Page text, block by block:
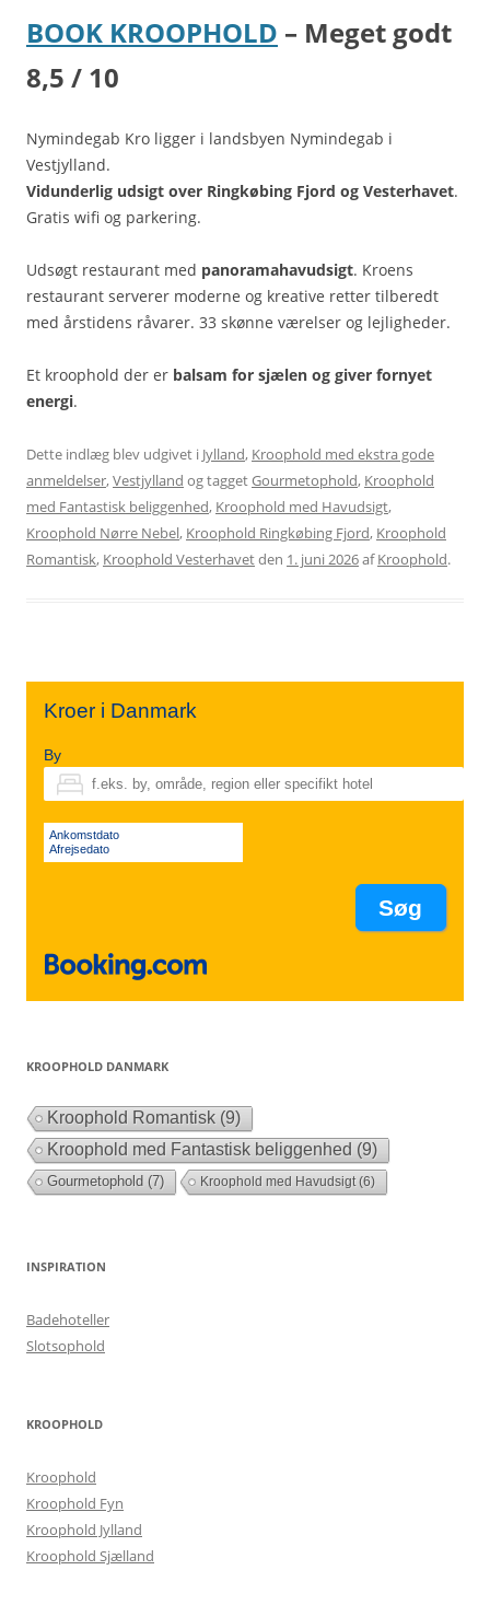
BOOK KROOPHOLD – Meget godt
8,5 / 10
Nymindegab Kro ligger i landsbyen Nymindegab i
Vestjylland.
Vidunderlig udsigt over Ringkøbing Fjord og Vesterhavet.
Gratis wifi og parkering.
Udsøgt restaurant med panoramahavudsigt. Kroens
restaurant serverer moderne og kreative retter tilberedt
med årstidens råvarer. 33 skønne værelser og lejligheder.
Et kroophold der er balsam for sjælen og giver fornyet
energi.
Dette indlæg blev udgivet i Jylland, Kroophold med ekstra gode
anmeldelser,Vestjylland og taggetGourmetophold, Kroophold
med Fantastisk beliggenhed, Kroophold med Havudsigt,
Kroophold Nørre Nebel, Kroophold Ringkøbing Fjord, Kroophold
Romantisk, Kroophold Vesterhavetden 1. juni 2026afKroophold.
Kroer i Danmark
By
Ankomstdato
Afrejsedato
KROOPHOLD DANMARK
Kroophold Romantisk (9)
Kroophold med Fantastisk beliggenhed (9)
Gourmetophold (7) Kroophold med Havudsigt(6)
INSPIRATION
Badehoteller
Slotsophold
KROOPHOLD
Kroophold
Kroophold Fyn
Kroophold Jylland
Kroophold Sjælland